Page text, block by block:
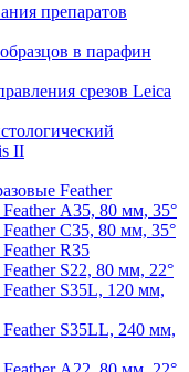
препаратов
в парафин
срезов Leica
II
Feather
А35, 80 мм, 35°
С35, 80 мм, 35°
R35
S22, 80 мм, 22°
S35L, 120 мм,
S35LL, 240 мм,